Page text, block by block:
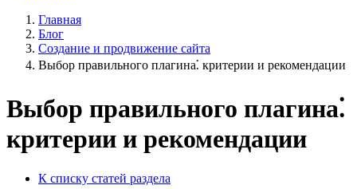
Главная
Блог
Создание и продвижение сайта
Выбор правильного плагина⁚ критерии и рекомендации
Выбор правильного плагина⁚
критерии и рекомендации
К списку статей раздела